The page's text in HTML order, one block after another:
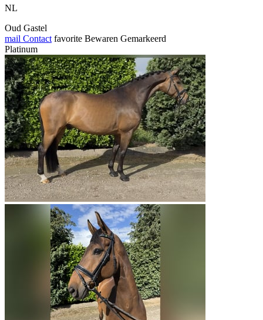
NL
Oud Gastel
mail Contact favorite Bewaren Gemarkeerd
Platinum